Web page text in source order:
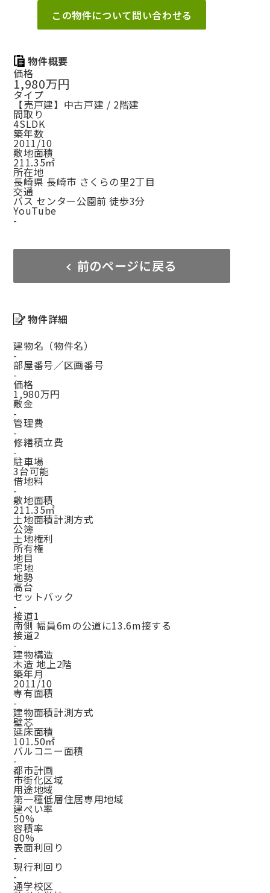
この物件について問い合わせる
物件概要
価格
1,980万円
タイプ
【売戸建】中古戸建 / 2階建
間取り
4SLDK
築年数
2011/10
敷地面積
211.35㎡
所在地
長崎県 長崎市 さくらの里2丁目
交通
バス センター公園前 徒歩3分
YouTube
-
前のページに戻る
物件詳細
建物名（物件名）
-
部屋番号／区画番号
-
価格
1,980万円
敷金
-
管理費
-
修繕積立費
-
駐車場
3台可能
借地料
-
敷地面積
211.35㎡
土地面積計測方式
公簿
土地権利
所有権
地目
宅地
地勢
高台
セットバック
-
接道1
南側 幅員6mの公道に13.6m接する
接道2
-
建物構造
木造 地上2階
築年月
2011/10
専有面積
-
建物面積計測方式
壁芯
延床面積
101.50㎡
バルコニー面積
-
都市計画
市街化区域
用途地域
第一種低層住居専用地域
建ぺい率
50%
容積率
80%
表面利回り
-
現行利回り
-
通学校区